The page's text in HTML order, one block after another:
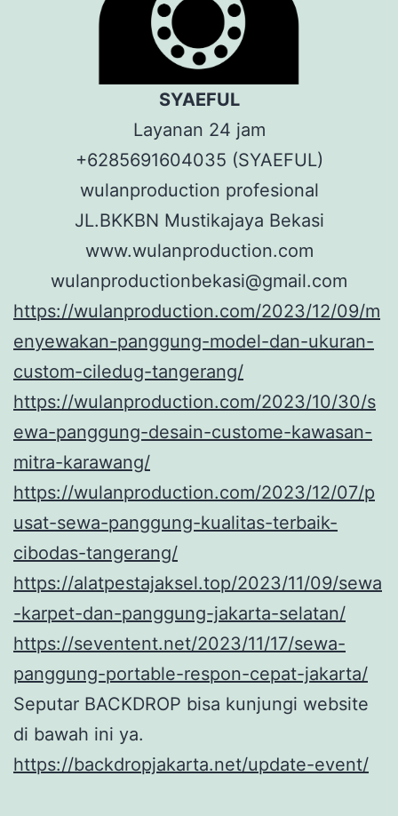
SYAEFUL
Layanan 24 jam
+6285691604035 (SYAEFUL)
wulanproduction profesional
JL.BKKBN Mustikajaya Bekasi
www.wulanproduction.com
wulanproductionbekasi@gmail.com
https://wulanproduction.com/2023/12/09/m
enyewakan-panggung-model-dan-ukuran-
custom-ciledug-tangerang/
https://wulanproduction.com/2023/10/30/s
ewa-panggung-desain-custome-kawasan-
mitra-karawang/
https://wulanproduction.com/2023/12/07/p
usat-sewa-panggung-kualitas-terbaik-
cibodas-tangerang/
https://alatpestajaksel.top/2023/11/09/sewa
-karpet-dan-panggung-jakarta-selatan/
https://seventent.net/2023/11/17/sewa-
panggung-portable-respon-cepat-jakarta/
Seputar BACKDROP bisa kunjungi website
di bawah ini ya.
https://backdropjakarta.net/update-event/